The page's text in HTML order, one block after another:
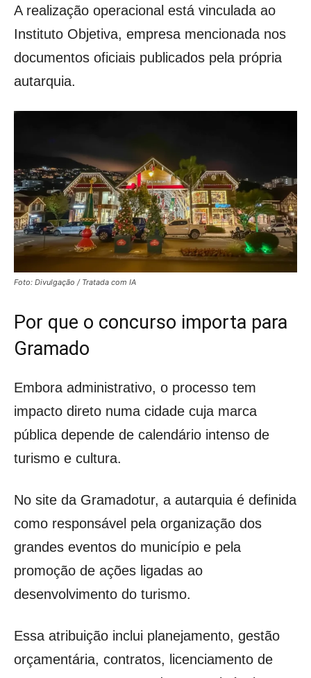
A realização operacional está vinculada ao
Instituto Objetiva, empresa mencionada nos
documentos oficiais publicados pela própria
autarquia.
Foto: Divulgação / Tratada com IA
Por que o concurso importa para
Gramado
Embora administrativo, o processo tem
impacto direto numa cidade cuja marca
pública depende de calendário intenso de
turismo e cultura.
No site da Gramadotur, a autarquia é definida
como responsável pela organização dos
grandes eventos do município e pela
promoção de ações ligadas ao
desenvolvimento do turismo.
Essa atribuição inclui planejamento, gestão
orçamentária, contratos, licenciamento de